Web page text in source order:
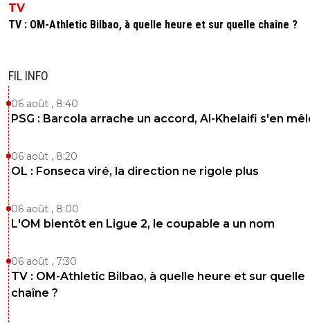
TV
TV : OM-Athletic Bilbao, à quelle heure et sur quelle chaîne ?
FIL INFO
06 août , 8:40
PSG : Barcola arrache un accord, Al-Khelaifi s'en
06 août , 8:20
OL : Fonseca viré, la direction ne rigole plus
06 août , 8:00
L'OM bientôt en Ligue 2, le coupable a un nom
06 août , 7:30
TV : OM-Athletic Bilbao, à quelle heure et sur quelle
chaîne ?